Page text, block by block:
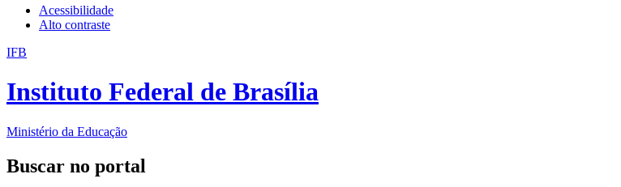
Acessibilidade
Alto contraste
IFB
Instituto Federal de Brasília
Ministério da Educação
Buscar no portal